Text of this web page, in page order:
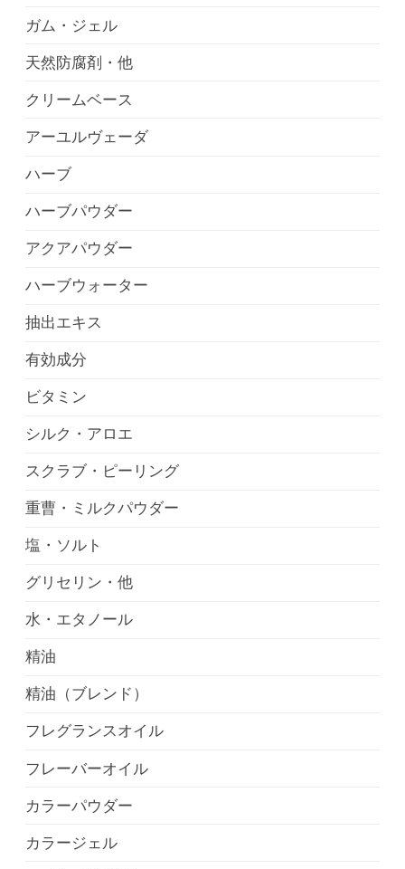
ガム・ジェル
天然防腐剤・他
クリームベース
アーユルヴェーダ
ハーブ
ハーブパウダー
アクアパウダー
ハーブウォーター
抽出エキス
有効成分
ビタミン
シルク・アロエ
スクラブ・ピーリング
重曹・ミルクパウダー
塩・ソルト
グリセリン・他
水・エタノール
精油
精油（ブレンド）
フレグランスオイル
フレーバーオイル
カラーパウダー
カラージェル